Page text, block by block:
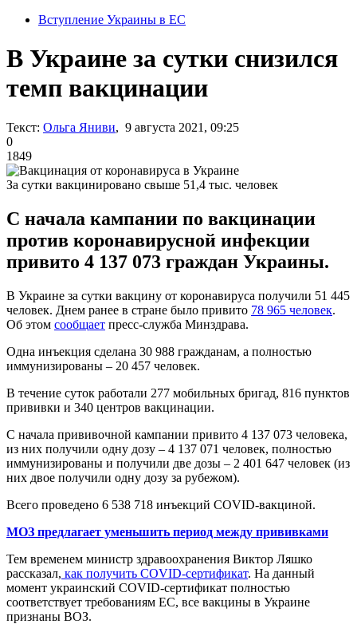
Вступление Украины в ЕС
В Украине за сутки снизился
темп вакцинации
Текст: Ольга Яниви, 9 августа 2021, 09:25
0
1849
За сутки вакцинировано свыше 51,4 тыс. человек
С начала кампании по вакцинации
против коронавирусной инфекции
привито 4 137 073 граждан Украины.
В Украине за сутки вакцину от коронавируса получили 51 445
человек. Днем ранее в стране было привито 78 965 человек.
Об этом сообщает пресс-служба Минздрава.
Одна инъекция сделана 30 988 гражданам, а полностью
иммунизированы – 20 457 человек.
В течение суток работали 277 мобильных бригад, 816 пунктов
прививки и 340 центров вакцинации.
С начала прививочной кампании привито 4 137 073 человека,
из них получили одну дозу – 4 137 071 человек, полностью
иммунизированы и получили две дозы – 2 401 647 человек (из
них двое получили одну дозу за рубежом).
Всего проведено 6 538 718 инъекций COVID-вакциной.
МОЗ предлагает уменьшить период между прививками
Тем временем министр здравоохранения Виктор Ляшко
рассказал, как получить COVID-сертификат. На данный
момент украинский COVID-сертификат полностью
соответствует требованиям ЕС, все вакцины в Украине
признаны ВОЗ.